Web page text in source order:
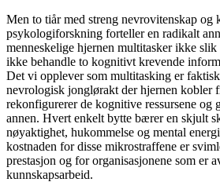
Men to tiår med streng nevrovitenskap og
psykologiforskning forteller en radikalt
menneskelige hjernen multitasker ikke
ikke behandle to kognitivt krevende
Det vi opplever som multitasking er
nevrologisk jonglørakt der hjernen kobler
rekonfigurerer de kognitive ressursene og
annen. Hvert enkelt bytte bærer en skjult
nøyaktighet, hukommelse og mental
kostnaden for disse mikrostraffene er
prestasjon og for organisasjonene som er
kunnskapsarbeid.